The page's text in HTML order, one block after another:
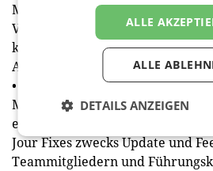
Maßnahme: Optimierung der
Verbesserung der Vertriebs-
konsequentere Konditionen-
Accounts),
• Personalziele (z.B.: Steigerung
Mitarbeiterzufriedenheit um 15
eines Jahres; Maßnahme:
Jour Fixes zwecks Update und
Teammitgliedern und
ALLE
ALLE
DETAILS ANZEIGEN